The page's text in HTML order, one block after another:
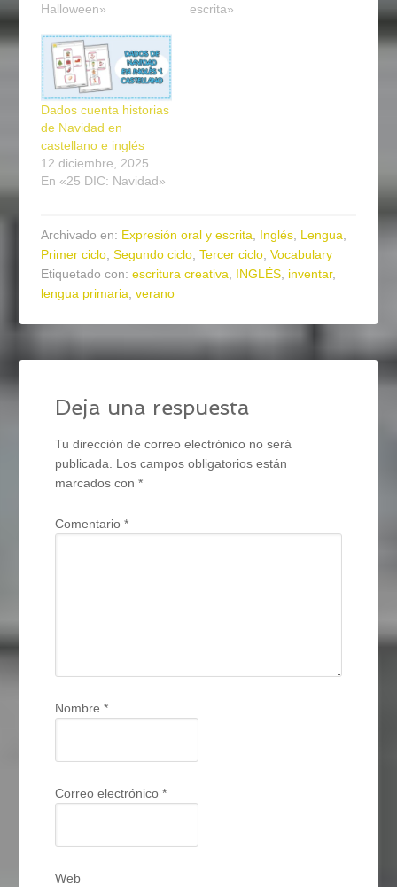
Halloween»
escrita»
Dados cuenta historias
de Navidad en
castellano e inglés
12 diciembre, 2025
En «25 DIC: Navidad»
Archivado en: Expresión oral y escrita, Inglés, Lengua,
Primer ciclo,Segundo ciclo,Tercer ciclo,Vocabulary
Etiquetado con:escritura creativa, INGLÉS, inventar,
lengua primaria,verano
Deja una respuesta
Tu dirección de correo electrónico no será
publicada. Los campos obligatorios están
marcados con*
Comentario*
Nombre*
Correo electrónico*
Web